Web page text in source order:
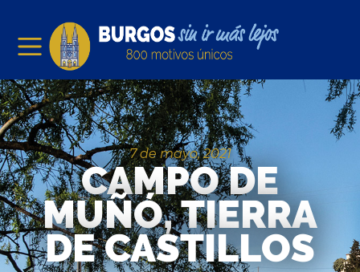
7 de mayo, 2021
CAMPO DE
MUÑÓ, TIERRA
DE CASTILLOS